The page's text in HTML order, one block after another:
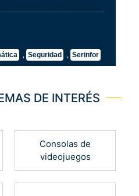
, Seguridad , Serinfor
DE INTERÉS
Consolas de
videojuegos